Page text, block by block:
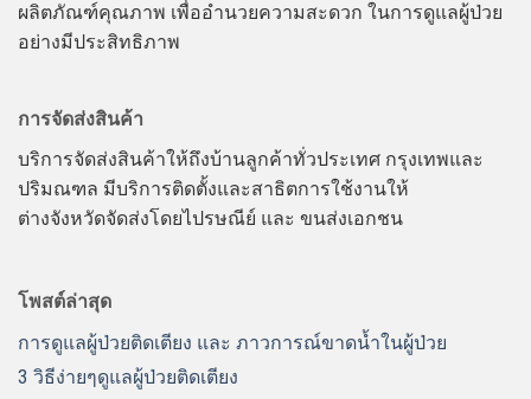
ผลิตภัณฑ์คุณภาพ เพื่ออำนวยความสะดวก ในการดูแลผู้ป่วย
อย่างมีประสิทธิภาพ
การจัดส่งสินค้า
บริการจัดส่งสินค้าให้ถึงบ้านลูกค้าทั่วประเทศ กรุงเทพและ
ปริมณฑล มีบริการติดตั้งและสาธิตการใช้งานให้
ต่างจังหวัดจัดส่งโดยไปรษณีย์ และ ขนส่งเอกชน
โพสต์ล่าสุด
การดูแลผู้ป่วยติดเตียง และ ภาวการณ์ขาดน้ำในผู้ป่วย
3 วิธีง่ายๆดูแลผู้ป่วยติดเตียง